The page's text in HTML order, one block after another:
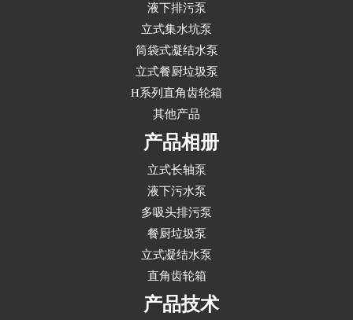
液下排污泵
立式集水坑泵
筒袋式凝结水泵
立式餐厨垃圾泵
H系列直角齿轮箱
其他产品
产品相册
立式长轴泵
液下污水泵
多吸头排污泵
餐厨垃圾泵
立式凝结水泵
直角齿轮箱
产品技术